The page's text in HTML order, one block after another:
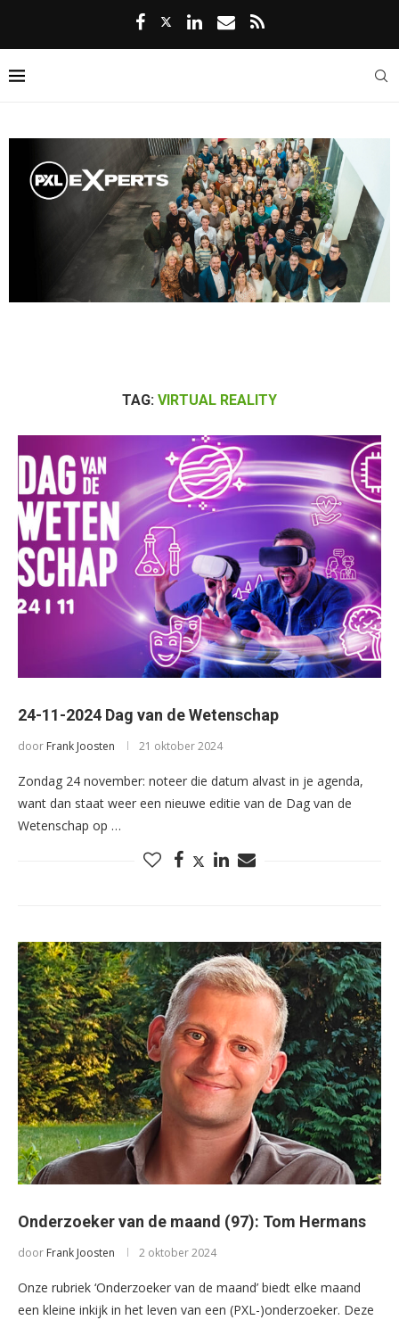
TAG: VIRTUAL REALITY
24-11-2024 Dag van de Wetenschap
door Frank Joosten 21 oktober 2024
Zondag 24 november: noteer die datum alvast in je agenda,
want dan staat weer een nieuwe editie van de Dag van de
Wetenschap op …
Onderzoeker van de maand (97): Tom Hermans
door Frank Joosten 2 oktober 2024
Onze rubriek ‘Onderzoeker van de maand’ biedt elke maand
een kleine inkijk in het leven van een (PXL-)onderzoeker. Deze